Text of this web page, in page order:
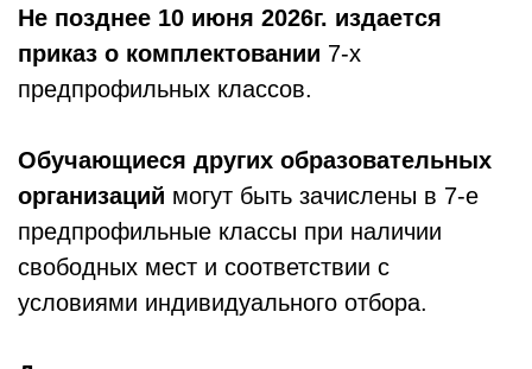
Не позднее 10 июня 2026г. издается
приказ о комплектовании 7-х
предпрофильных классов.
Обучающиеся других образовательных
организаций могут быть зачислены в 7-е
предпрофильные классы при наличии
свободных мест и соответствии с
условиями индивидуального отбора.